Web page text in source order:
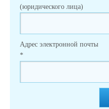
(юридического лица)
Адрес электронной почты
*